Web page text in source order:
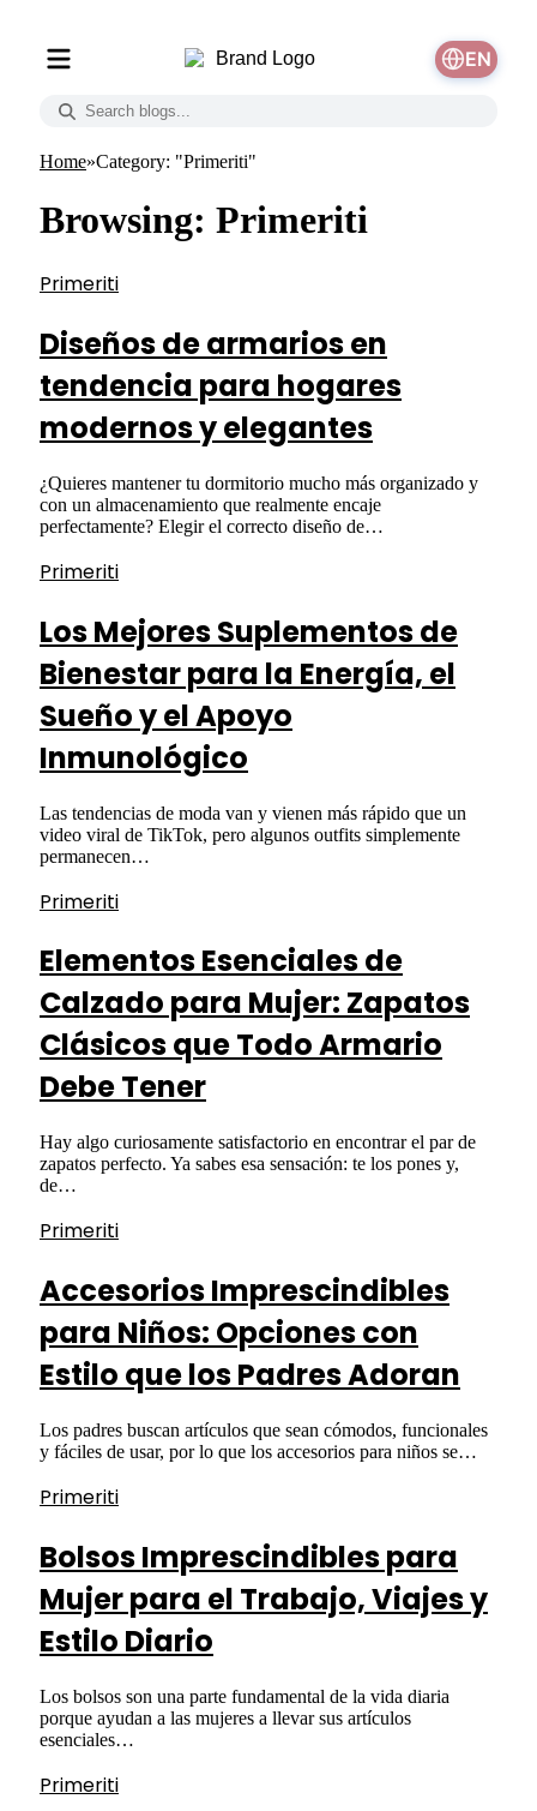
EN
Home»Category: "Primeriti"
Browsing: Primeriti
Primeriti
Diseños de armarios en
tendencia para hogares
modernos y elegantes
¿Quieres mantener tu dormitorio mucho más organizado y
con un almacenamiento que realmente encaje
perfectamente? Elegir el correcto diseño de…
Primeriti
Los Mejores Suplementos de
Bienestar para la Energía, el
Sueño y el Apoyo
Inmunológico
Las tendencias de moda van y vienen más rápido que un
video viral de TikTok, pero algunos outfits simplemente
permanecen…
Primeriti
Elementos Esenciales de
Calzado para Mujer: Zapatos
Clásicos que Todo Armario
Debe Tener
Hay algo curiosamente satisfactorio en encontrar el par de
zapatos perfecto. Ya sabes esa sensación: te los pones y,
de…
Primeriti
Accesorios Imprescindibles
para Niños: Opciones con
Estilo que los Padres Adoran
Los padres buscan artículos que sean cómodos, funcionales
y fáciles de usar, por lo que los accesorios para niños se…
Primeriti
Bolsos Imprescindibles para
Mujer para el Trabajo, Viajes y
Estilo Diario
Los bolsos son una parte fundamental de la vida diaria
porque ayudan a las mujeres a llevar sus artículos
esenciales…
Primeriti